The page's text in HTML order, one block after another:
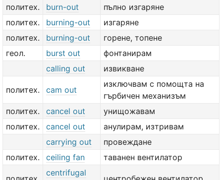
политех. burn-out
пълно изгаряне
политех.
burning-out
изгаряне
политех.
burning-out
горене, топене
геол.
burst out
фонтанирам
calling out
извикване
политех. cam out
изключвам с помощта на
гърбичен механизъм
политех.
cancel out
унищожавам
политех.
cancel out
анулирам, изтривам
carrying out
провеждане
политех.
ceiling fan таванен вентилатор
centrifugal